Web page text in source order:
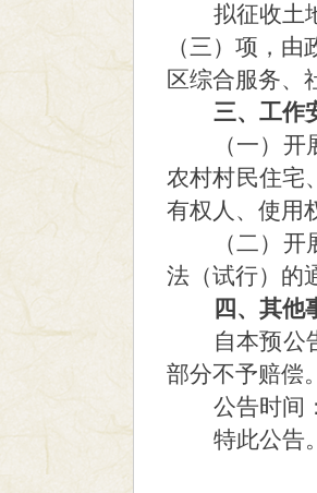
拟征收土
（三）项，
区综合服务、
三、工作
（一）
农村村民住宅
有权人、使用
（二）
法（试行）的
四、其他
自本预公
部分不予赔偿。
公告时间：
特此公告。